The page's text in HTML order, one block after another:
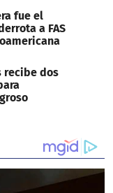
fue el
a FAS
recibe dos